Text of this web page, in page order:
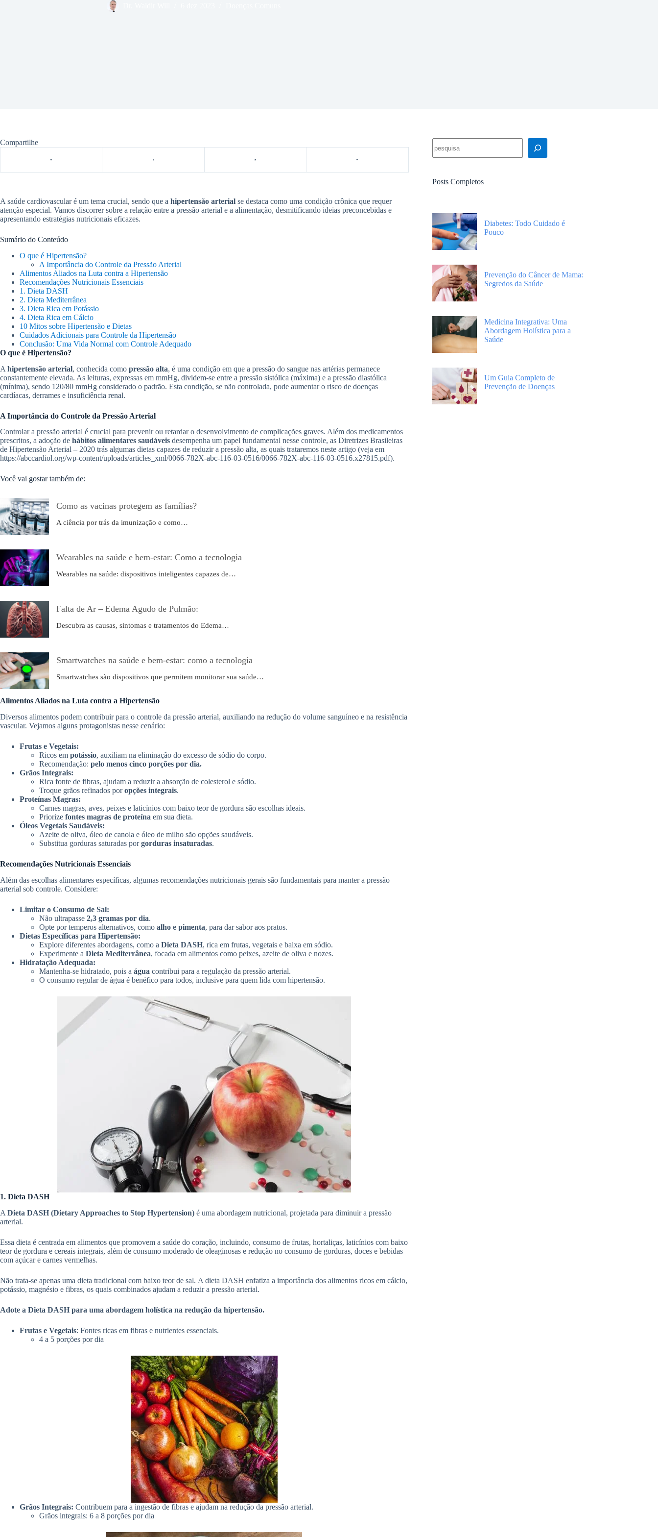
Compartilhe
A saúde cardiovascular é um tema crucial, sendo que a hipertensão arterial se destaca como uma condição crônica que requer
atenção especial. Vamos discorrer sobre a relação entre a pressão arterial e a alimentação, desmitificando ideias preconcebidas e
apresentando estratégias nutricionais eficazes.
Sumário do Conteúdo
O que é Hipertensão?
A Importância do Controle da Pressão Arterial
Alimentos Aliados na Luta contra a Hipertensão
Recomendações Nutricionais Essenciais
1. Dieta DASH
2. Dieta Mediterrânea
3. Dieta Rica em Potássio
4. Dieta Rica em Cálcio
10 Mitos sobre Hipertensão e Dietas
Cuidados Adicionais para Controle da Hipertensão
Conclusão: Uma Vida Normal com Controle Adequado
O que é Hipertensão?
A hipertensão arterial, conhecida como pressão alta, é uma condição em que a pressão do sangue nas artérias permanece
constantemente elevada. As leituras, expressas em mmHg, dividem-se entre a pressão sistólica (máxima) e a pressão diastólica
(mínima), sendo 120/80 mmHg considerado o padrão. Esta condição, se não controlada, pode aumentar o risco de doenças
cardíacas, derrames e insuficiência renal.
A Importância do Controle da Pressão Arterial
Controlar a pressão arterial é crucial para prevenir ou retardar o desenvolvimento de complicações graves. Além dos medicamentos
prescritos, a adoção de hábitos alimentares saudáveis desempenha um papel fundamental nesse controle, as Diretrizes Brasileiras
de Hipertensão Arterial – 2020 trás algumas dietas capazes de reduzir a pressão alta, as quais trataremos neste artigo (veja em
https://abccardiol.org/wp-content/uploads/articles_xml/0066-782X-abc-116-03-0516/0066-782X-abc-116-03-0516.x27815.pdf).
Você vai gostar também de:
Como as vacinas protegem as famílias?
A ciência por trás da imunização e como…
Wearables na saúde e bem-estar: Como a tecnologia
Wearables na saúde: dispositivos inteligentes capazes de…
Falta de Ar – Edema Agudo de Pulmão:
Descubra as causas, sintomas e tratamentos do Edema…
Smartwatches na saúde e bem-estar: como a tecnologia
Smartwatches são dispositivos que permitem monitorar sua saúde…
Alimentos Aliados na Luta contra a Hipertensão
Diversos alimentos podem contribuir para o controle da pressão arterial, auxiliando na redução do volume sanguíneo e na resistência
vascular. Vejamos alguns protagonistas nesse cenário:
Frutas e Vegetais:
Ricos em potássio, auxiliam na eliminação do excesso de sódio do corpo.
Recomendação: pelo menos cinco porções por dia.
Grãos Integrais:
Rica fonte de fibras, ajudam a reduzir a absorção de colesterol e sódio.
Troque grãos refinados poropções integrais.
Proteínas Magras:
Carnes magras, aves, peixes e laticínios com baixo teor de gordura são escolhas ideais.
Priorize fontes magras de proteína em sua dieta.
Óleos Vegetais Saudáveis:
Azeite de oliva, óleo de canola e óleo de milho são opções saudáveis.
Substitua gorduras saturadas porgorduras insaturadas.
Recomendações Nutricionais Essenciais
Além das escolhas alimentares específicas, algumas recomendações nutricionais gerais são fundamentais para manter a pressão
arterial sob controle. Considere:
Limitar o Consumo de Sal:
Não ultrapasse 2,3 gramas por dia.
Opte por temperos alternativos, como alho e pimenta, para dar sabor aos pratos.
Dietas Específicas para Hipertensão:
Explore diferentes abordagens, como a Dieta DASH, rica em frutas, vegetais e baixa em sódio.
Experimente a Dieta Mediterrânea, focada em alimentos como peixes, azeite de oliva e nozes.
Hidratação Adequada:
Mantenha-se hidratado, pois a água contribui para a regulação da pressão arterial.
O consumo regular de água é benéfico para todos, inclusive para quem lida com hipertensão.
1. Dieta DASH
A Dieta DASH (Dietary Approaches to Stop Hypertension) é uma abordagem nutricional, projetada para diminuir a pressão
arterial.
Essa dieta é centrada em alimentos que promovem a saúde do coração, incluindo, consumo de frutas, hortaliças, laticínios com baixo
teor de gordura e cereais integrais, além de consumo moderado de oleaginosas e redução no consumo de gorduras, doces e bebidas
com açúcar e carnes vermelhas.
Não trata-se apenas uma dieta tradicional com baixo teor de sal. A dieta DASH enfatiza a importância dos alimentos ricos em cálcio,
potássio, magnésio e fibras, os quais combinados ajudam a reduzir a pressão arterial.
Adote a Dieta DASH para uma abordagem holística na redução da hipertensão.
Frutas e Vegetais: Fontes ricas em fibras e nutrientes essenciais.
4 a 5 porções por dia
Grãos Integrais: Contribuem para a ingestão de fibras e ajudam na redução da pressão arterial.
Grãos integrais: 6 a 8 porções por dia
Posts Completos
Diabetes: Todo Cuidado é
Pouco
Prevenção do Câncer de Mama:
Segredos da Saúde
Medicina Integrativa: Uma
Abordagem Holística para a
Saúde
Um Guia Completo de
Prevenção de Doenças